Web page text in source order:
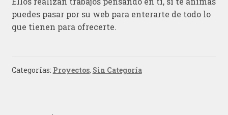
puedes pasar por su web para enterarte de todo lo
que tienen para ofrecerte.
Categorías: Proyectos, Sin Categoría